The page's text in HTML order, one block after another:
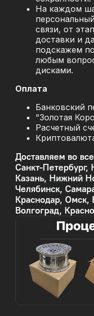
На каждом
связи, от
доставки и
подскажем
любым
дисками.
Оплата
Банковский
"Золотая
Расчетный
Доставляем во
Санкт-Петербург,
Казань, Нижний
Челябинск,
Краснодар,
Волгоград,